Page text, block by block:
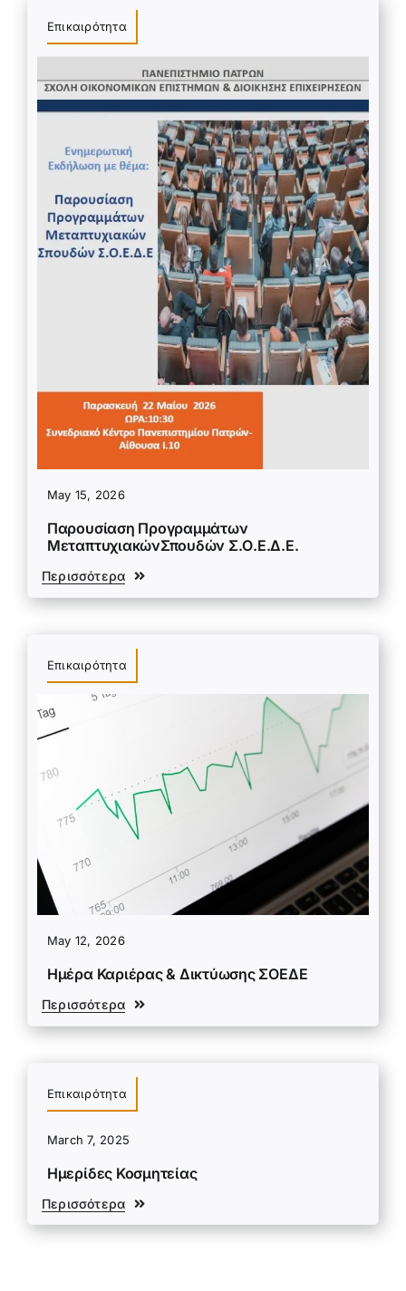
Επικαιρότητα
May 15, 2026
Παρουσίαση Προγραμμάτων
ΜεταπτυχιακώνΣπουδών Σ.Ο.Ε.Δ.Ε.
Περισσότερα
Επικαιρότητα
May 12, 2026
Ημέρα Καριέρας & Δικτύωσης ΣΟΕΔΕ
Περισσότερα
Επικαιρότητα
March 7, 2025
Ημερίδες Κοσμητείας
Περισσότερα